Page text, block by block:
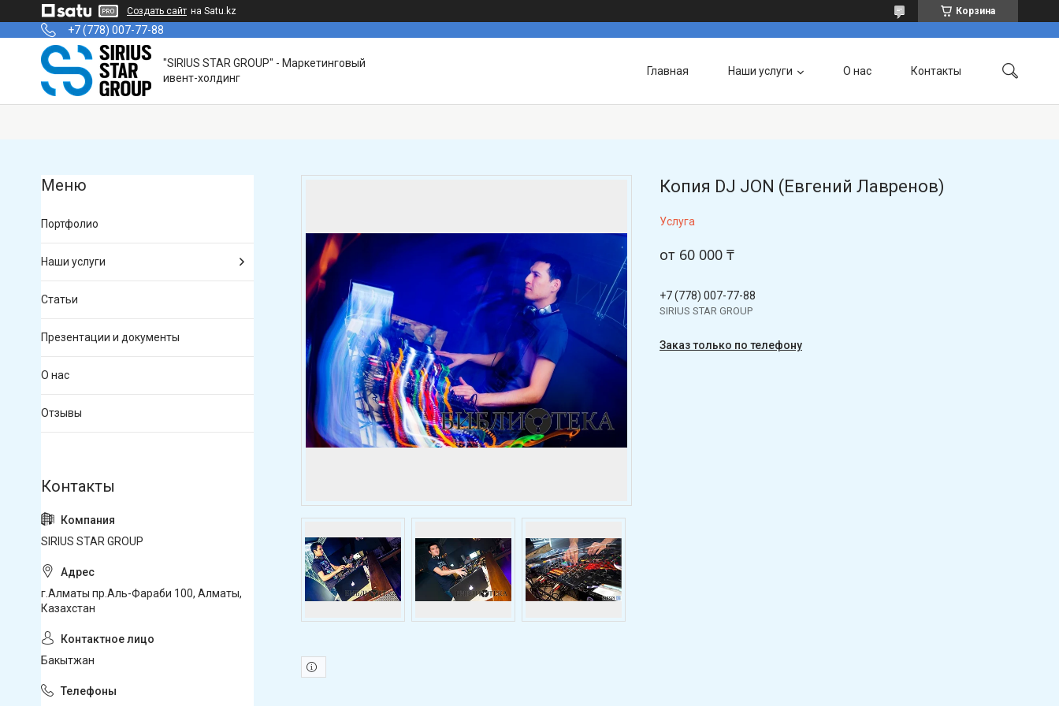
Создать сайт на Satu.kz Корзина
+7 (778) 007-77-88
"SIRIUS STAR GROUP" - Маркетинговый
ивент-холдинг
Главная Наши услуги О нас Контакты
Копия DJ JON (Евгений Лавренов)
Услуга
от 60 000 ₸
+7 (778) 007-77-88
SIRIUS STAR GROUP
Заказ только по телефону
Портфолио
Наши услуги
Статьи
Презентации и документы
О нас
Отзывы
SIRIUS STAR GROUP
г.Алматы пр.Аль-Фараби 100, Алматы,
Казахстан
Бакытжан